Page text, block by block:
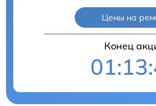
Цены на
Конец